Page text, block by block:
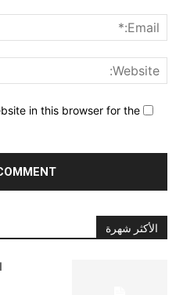
in this browser for the
الأكثر شهرة